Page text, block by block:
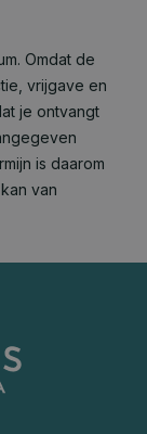
Omdat de
vrijgave en
je ontvangt
is daarom
van